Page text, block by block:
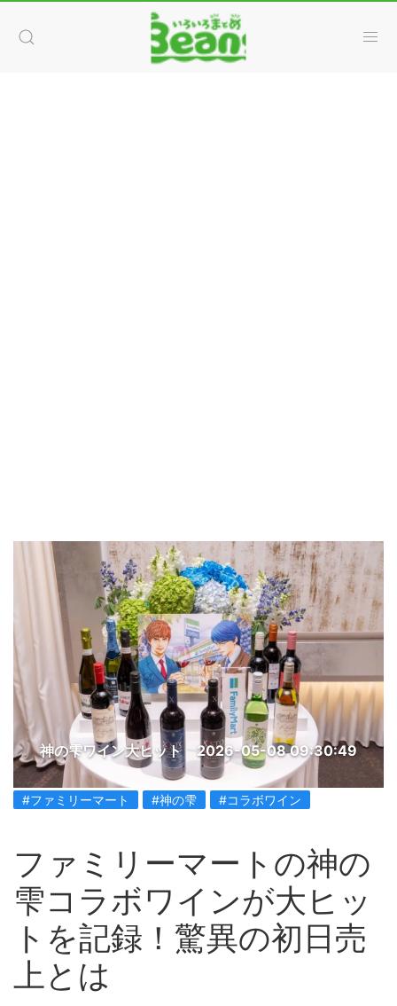
神の雫ワイン大ヒット 2026-05-08 09:30:49
#ファミリーマート #神の雫 #コラボワイン
ファミリーマートの神の
雫コラボワインが大ヒッ
トを記録！驚異の初日売
上とは